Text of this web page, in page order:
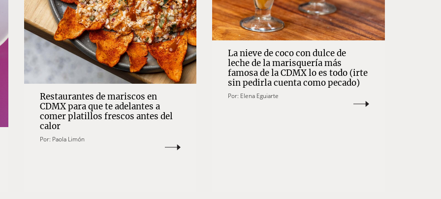
Restaurantes de mariscos en
CDMX para que te adelantes a
comer platillos frescos antes del
calor
Por: Paola Limón
La nieve de coco con dulce de
leche de la marisquería más
famosa de la CDMX lo es todo (irte
sin pedirla cuenta como pecado)
Por: Elena Eguiarte